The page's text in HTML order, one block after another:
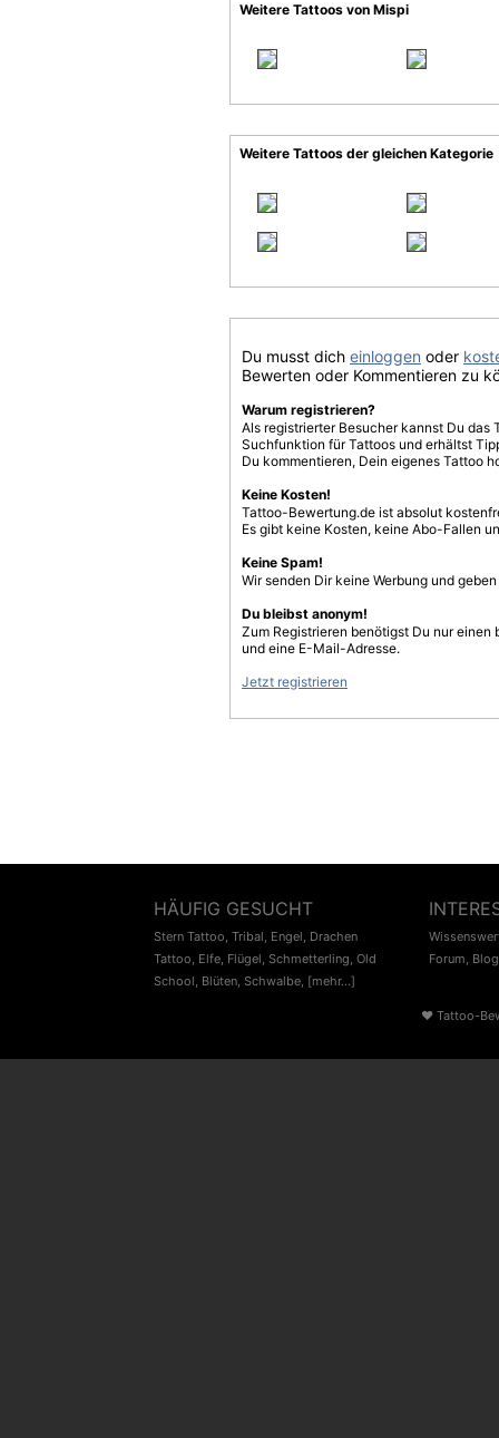
Weitere Tattoos von Mispi
Weitere Tattoos der gleichen Kategorie
Du musst dich einloggen oder
Bewerten oder Kommentieren zu
Warum registrieren?
Als registrierter Besucher kannst Du
Suchfunktion für Tattoos und erhältst
Du kommentieren, Dein eigenes Tattoo
Keine Kosten!
Tattoo-Bewertung.de ist absolut
Es gibt keine Kosten, keine Abo-Fallen
Keine Spam!
Wir senden Dir keine Werbung und
Du bleibst anonym!
Zum Registrieren benötigst Du nur einen
und eine E-Mail-Adresse.
Jetzt registrieren
HÄUFIG GESUCHT
Stern Tattoo, Tribal, Engel, Drachen
Tattoo, Elfe, Flügel, Schmetterling, Old
School, Blüten, Schwalbe, [mehr...]
Forum, Blog
♥ Tattoo-